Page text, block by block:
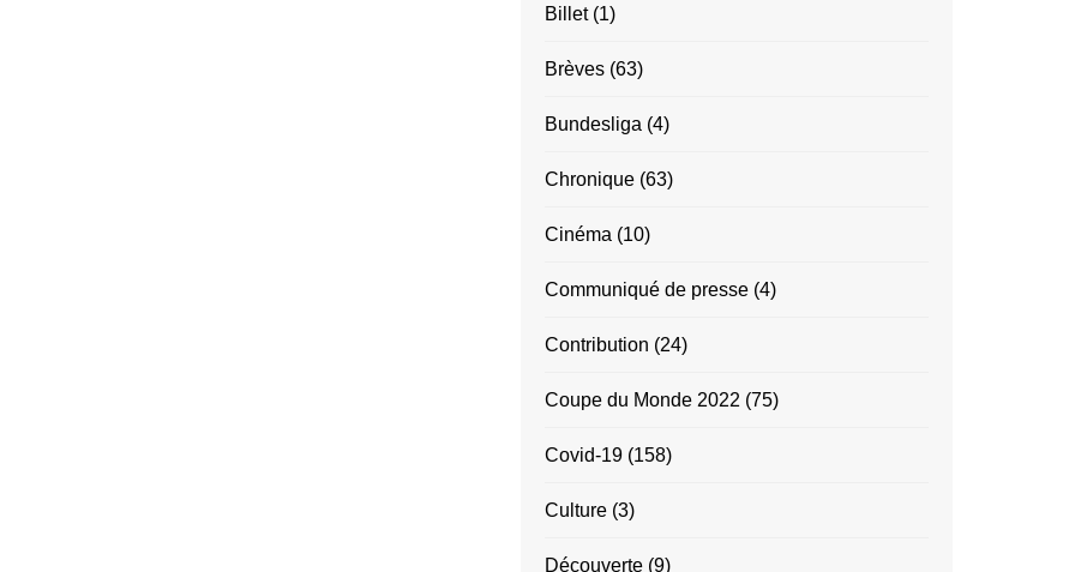
Billet(1)
Brèves (63)
Bundesliga (4)
Chronique (63)
Cinéma (10)
Communiqué de presse (4)
Contribution (24)
Coupe du Monde 2022 (75)
Covid-19 (158)
Culture (3)
Découverte (9)